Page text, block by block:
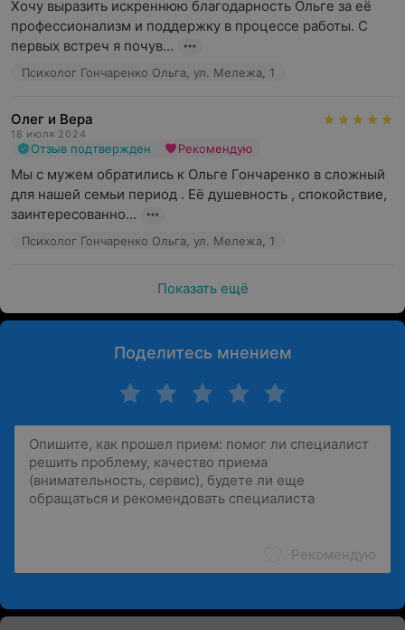
Хочу выразить искреннюю благодарность Ольге за её
профессионализм и поддержку в процессе работы. С
первых встреч я почув...
Психолог Гончаренко Ольга, ул. Мележа, 1
Олег и Вера
18 июля 2024
Отзыв подтвержден Рекомендую
Мы с мужем обратились к Ольге Гончаренко в сложный
для нашей семьи период . Её душевность , спокойствие,
заинтересованно...
Психолог Гончаренко Ольга, ул. Мележа, 1
Показать ещё
Поделитесь мнением
Рекомендую